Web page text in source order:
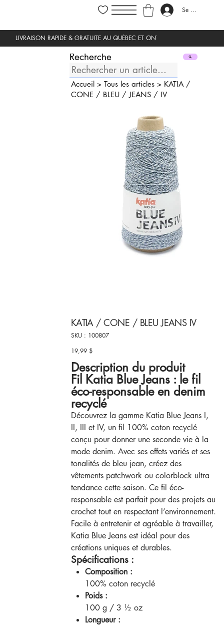
Se connecter
Recherche
Accueil> Tous les articles> KATIA /
CONE / BLEU / JEANS / IV
KATIA / CONE / BLEU JEANS IV
SKU :
SKU
100807
100807
Prix
19,99 $
Description du produit
Fil Katia Blue Jeans : le fil
éco-responsable en denim
recyclé
Découvrez la gamme Katia Blue Jeans I,
II, III et IV, un fil 100% coton recyclé
conçu pour donner une seconde vie à la
mode denim. Avec ses effets variés et ses
tonalités de bleu jean, créez des
vêtements patchwork ou colorblock ultra
tendance cette saison. Ce fil éco-
responsable est parfait pour des projets au
crochet tout en respectant l’environnement.
Facile à entretenir et agréable à travailler,
Katia Blue Jeans est idéal pour des
créations uniques et durables.
Spécifications :
Composition :
100% coton recyclé
Poids :
100 g / 3 ½ oz
Longueur :